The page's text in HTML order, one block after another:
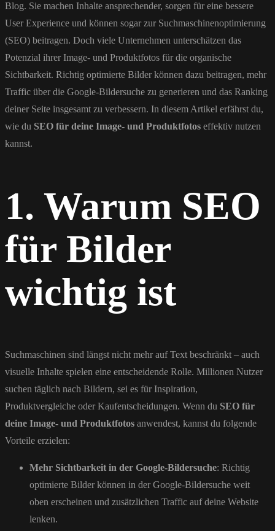
Blog. Sie machen Inhalte ansprechender, sorgen für eine bessere
User Experience und können sogar zur Suchmaschinenoptimierung
(SEO) beitragen. Doch viele Unternehmen unterschätzen das
Potenzial ihrer Image- und Produktfotos für die organische
Sichtbarkeit. Richtig optimierte Bilder können dazu beitragen, mehr
Traffic über die Google-Bildersuche zu generieren und das Ranking
deiner Seite insgesamt zu verbessern. In diesem Artikel erfährst du,
wie du SEO für deine Image- und Produktfotos effektiv nutzen
kannst.
1. Warum SEO
für Bilder
wichtig ist
Suchmaschinen sind längst nicht mehr auf Text beschränkt – auch
visuelle Inhalte spielen eine entscheidende Rolle. Millionen Nutzer
suchen täglich nach Bildern, sei es für Inspiration,
Produktvergleiche oder Kaufentscheidungen. Wenn du SEO für
deine Image- und Produktfotos anwendest, kannst du folgende
Vorteile erzielen:
Mehr Sichtbarkeit in der Google-Bildersuche: Richtig
optimierte Bilder können in der Google-Bildersuche weit
oben erscheinen und zusätzlichen Traffic auf deine Website
lenken.